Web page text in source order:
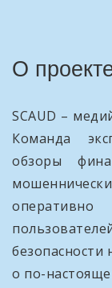
О
SCAUD –
Команда
обзоры
о по-